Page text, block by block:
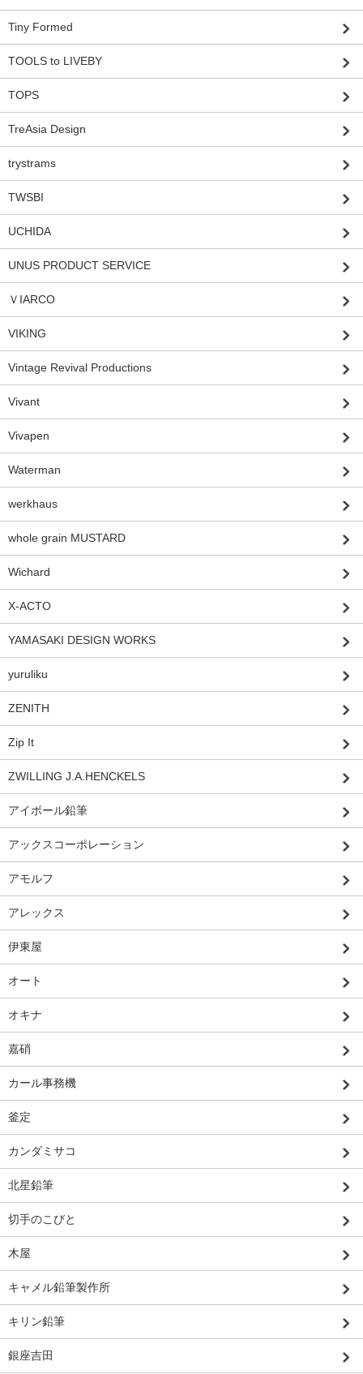
Tiny Formed
TOOLS to LIVEBY
TOPS
TreAsia Design
trystrams
TWSBI
UCHIDA
UNUS PRODUCT SERVICE
ＶIARCO
VIKING
Vintage Revival Productions
Vivant
Vivapen
Waterman
werkhaus
whole grain MUSTARD
Wichard
X-ACTO
YAMASAKI DESIGN WORKS
yuruliku
ZENITH
Zip It
ZWILLING J.A.HENCKELS
アイボール鉛筆
アックスコーポレーション
アモルフ
アレックス
伊東屋
オート
オキナ
嘉硝
カール事務機
釜定
カンダミサコ
北星鉛筆
切手のこびと
木屋
キャメル鉛筆製作所
キリン鉛筆
銀座吉田